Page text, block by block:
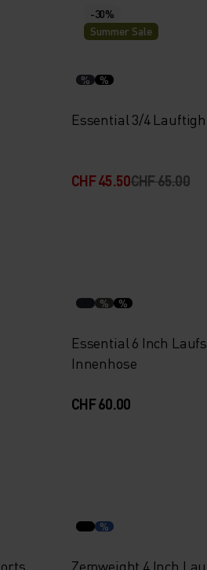
-30%
Summer Sale
% %
Essential 3/4
CHF 45.50CHF 65.00
% %
Essential 6 Inch
Innenhose
CHF 60.00
%
Zeroweight 4 Inch